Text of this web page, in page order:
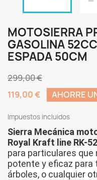
MOTOSIERRA
GASOLINA
ESPADA 50CM
299,00 €
119,00 €
AHORRE
Impuestos incluidos
Sierra Mecánica
Royal Kraft line RK-
para particulares que
potente y eficaz para
árboles, o cualquier